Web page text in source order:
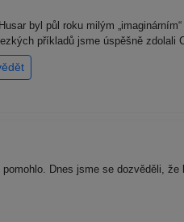
byl půl roku milým
příkladů jsme úspěšně zdolali
Dnes jsme se dozvěděli,